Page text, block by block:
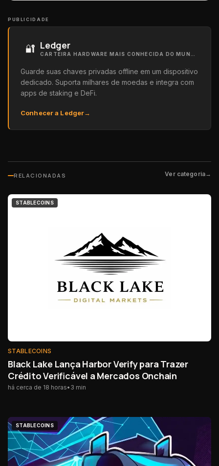
PUBLICIDADE
🔐 Ledger
Guarde suas chaves privadas offline em um dispositivo
dedicado. Suporta milhares de moedas e integra com
apps de staking e DeFi.
Conhecer a Ledger→
RELACIONADAS Ver categoria→
STABLECOINS
STABLECOINS
Black Lake Lança Harbor Verify para Trazer
Crédito Verificável a Mercados Onchain
há cerca de 18 horas• 3 min
STABLECOINS